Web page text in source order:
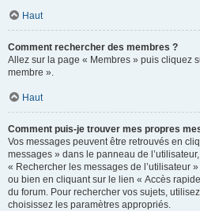
Haut
Comment rechercher des membres ?
Allez sur la page « Membres » puis cliquez
membre ».
Haut
Comment puis-je trouver mes propres
Vos messages peuvent être retrouvés en
messages » dans le panneau de
« Rechercher les messages de l’utilisateur
ou bien en cliquant sur le lien « Accès
du forum. Pour rechercher vos sujets,
choisissez les paramètres appropriés.